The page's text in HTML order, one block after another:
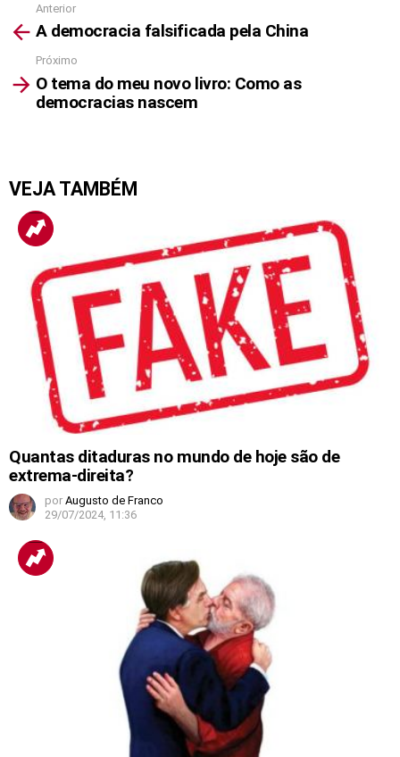
See
more
Anterior
A democracia falsificada pela China
Próximo
O tema do meu novo livro: Como as
democracias nascem
VEJA TAMBÉM
Quantas ditaduras no mundo de hoje são de
extrema-direita?
por Augusto de Franco
29/07/2024, 11:36